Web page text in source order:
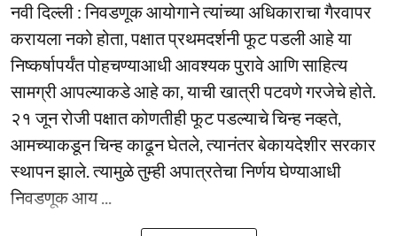
नवी दिल्ली : निवडणूक आयोगाने त्यांच्या अधिकाराचा गैरवापर
करायला नको होता, पक्षात प्रथमदर्शनी फूट पडली आहे या
निष्कर्षापर्यंत पोहचण्याआधी आवश्यक पुरावे आणि साहित्य
सामग्री आपल्याकडे आहे का, याची खात्री पटवणे गरजेचे होते.
२१ जून रोजी पक्षात कोणतीही फूट पडल्याचे चिन्ह नव्हते,
आमच्याकडून चिन्ह काढून घेतले, त्यानंतर बेकायदेशीर सरकार
स्थापन झाले. त्यामुळे तुम्ही अपात्रतेचा निर्णय घेण्याआधी
निवडणूक आय ...